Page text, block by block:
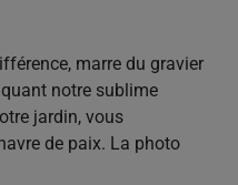
marre du gravier
notre sublime
jardin, vous
de paix. La photo